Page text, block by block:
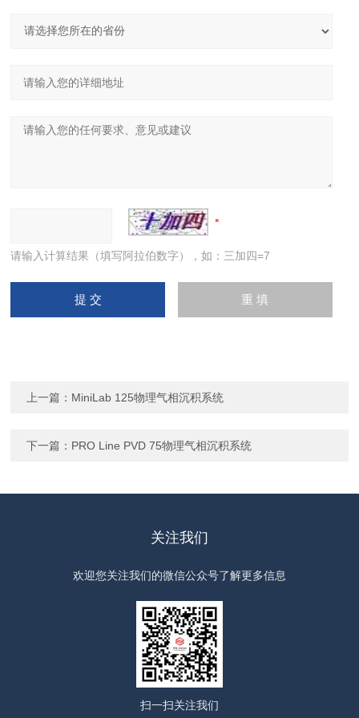
请输入计算结果（填写阿拉伯数字），如：三加四=7
上一篇： MiniLab 125物理气相沉积系统
下一篇： PRO Line PVD 75物理气相沉积系统
关注我们
欢迎您关注我们的微信公众号了解更多信息
扫一扫关注我们